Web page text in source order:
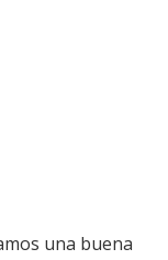
una buena